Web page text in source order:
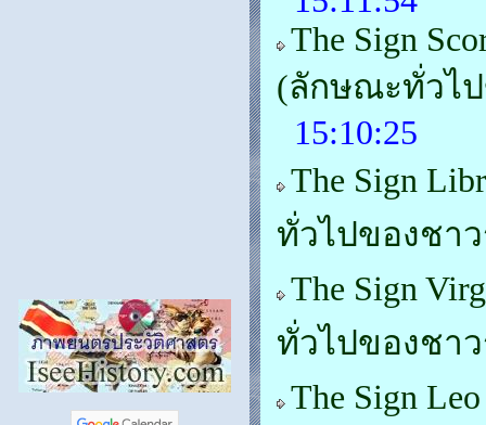
The Sign
(ลักษณะทั่วไ
15:10:25
The Sign
ทั่วไปของชา
The Sign
ทั่วไปของชา
The Sign